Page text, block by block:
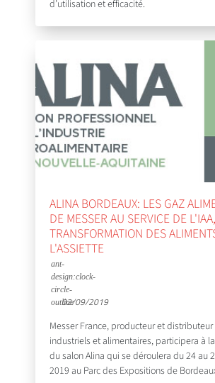
d’utilisation et efficacité.
ALINA BORDEAUX: LES GAZ
DE MESSER AU SERVICE DE
TRANSFORMATION DES
L'ASSIETTE
02/09/2019
Messer France, producteur et
industriels et alimentaires, participera à
du salon Alina qui se déroulera du 24 au
2019 au Parc des Expositions de